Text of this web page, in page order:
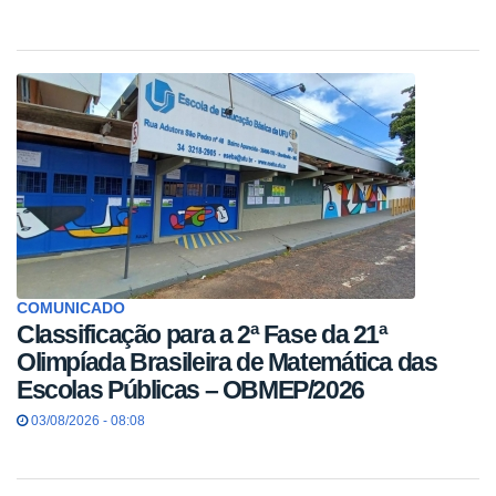
COMUNICADO
Classificação para a 2ª Fase da 21ª
Olimpíada Brasileira de Matemática das
Escolas Públicas – OBMEP/2026
03/08/2026 - 08:08